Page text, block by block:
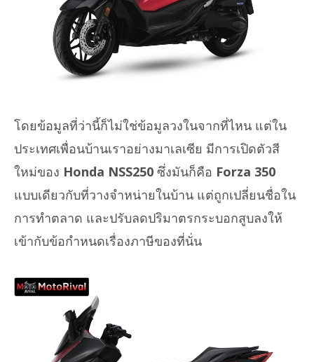
โดยข้อมูลที่ว่านี้ก็ไม่ใช่ข้อมูลวงในจากที่ไหน แต่ใน
ประเทศเพื่อนบ้านเราอย่างมาเลเซีย มีการเปิดตัวสี
ใหม่ของ Honda NSS250 ซึ่งมันก็คือ Forza 350
แบบเดียวกับที่วางจำหน่ายในบ้าน แต่ถูกเปลี่ยนชื่อใน
การทำตลาด และปรับลดปริมาตรกระบอกสูบลงให้
เข้ากับข้อกำหนดเรื่องภาษีของที่นั่น